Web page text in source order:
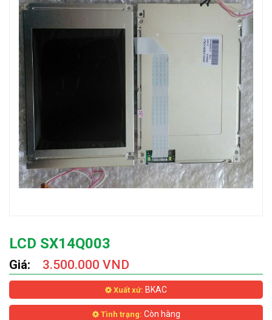
LCD SX14Q003
Giá: 3.500.000 VND
Xuất xứ: BKAC
Tình trạng: Còn hàng